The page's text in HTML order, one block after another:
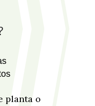
planta o